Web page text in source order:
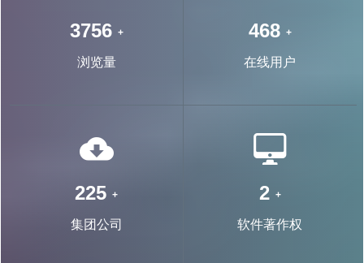
7125 +
浏览量
889 +
在线用户
439 +
集团公司
4 +
软件著作权